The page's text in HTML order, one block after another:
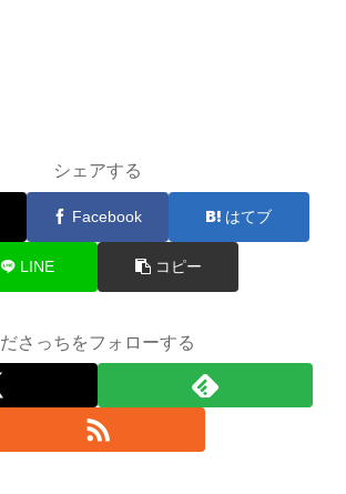
シェアする
Facebook はてブ
LINE コピー
ださっちをフォローする